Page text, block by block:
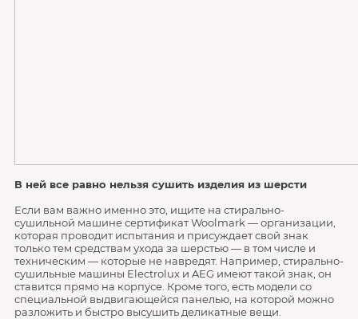
В ней все равно нельзя сушить изделия из шерсти
Если вам важно именно это, ищите на стирально-
сушильной машине сертификат Woolmark — организации,
которая проводит испытания и присуждает свой знак
только тем средствам ухода за шерстью — в том числе и
техническим — которые не навредят. Например, стирально-
сушильные машины Electrolux и AEG имеют такой знак, он
ставится прямо на корпусе. Кроме того, есть модели со
специальной выдвигающейся панелью, на которой можно
разложить и быстро высушить деликатные вещи.